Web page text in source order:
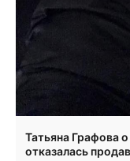
Татьяна Графова
отказалась